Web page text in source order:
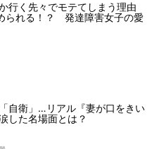
行く先々でモテてしまう理由
られる！？ 発達障害女子の愛
自衛」…リアル『妻が口をきい
した名場面とは？